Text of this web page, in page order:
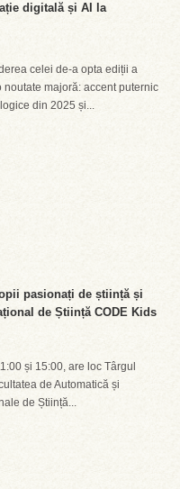
digitală și AI la
celei de-a opta ediții a
majoră: accent puternic
din 2025 și...
pasionați de știință și
de Știință CODE Kids
și 15:00, are loc Târgul
de Automatică și
de Știință...